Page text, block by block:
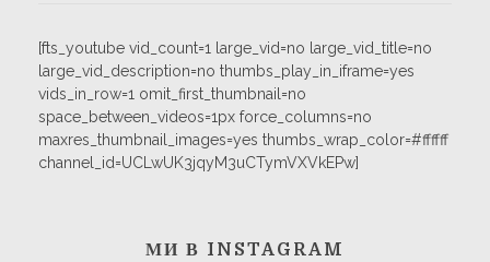
[fts_youtube vid_count=1 large_vid=no large_vid_title=no
large_vid_description=no thumbs_play_in_iframe=yes
vids_in_row=1 omit_first_thumbnail=no
space_between_videos=1px force_columns=no
maxres_thumbnail_images=yes thumbs_wrap_color=#ffffff
channel_id=UCLwUK3jqyM3uCTymVXVkEPw]
МИ В INSTAGRAM